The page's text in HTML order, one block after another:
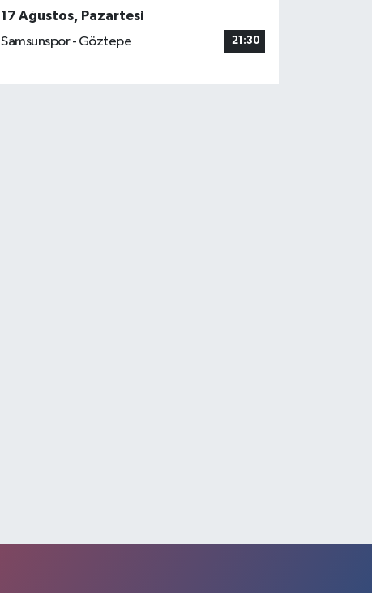
17 Ağustos, Pazartesi
Samsunspor - Göztepe
21:30